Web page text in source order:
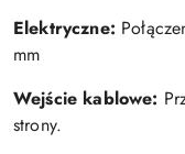
Elektryczne:
mm
Wejście kablowe:
strony.